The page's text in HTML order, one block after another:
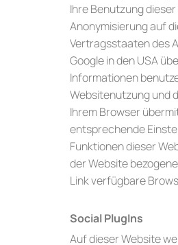
Ihre Benutzung
Anonymisierung auf
Vertragsstaaten des
Google in den USA
Informationen
Websitenutzung und
Ihrem Browser
entsprechende
Funktionen dieser
der Website
Link verfügbare
Social PlugIns
Auf dieser Website